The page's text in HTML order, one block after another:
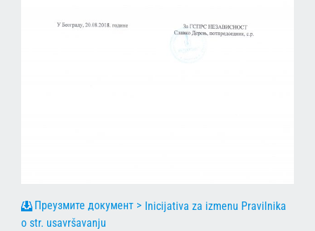
Inicijativa za izmenu Pravilnika
o str. usavršavanju